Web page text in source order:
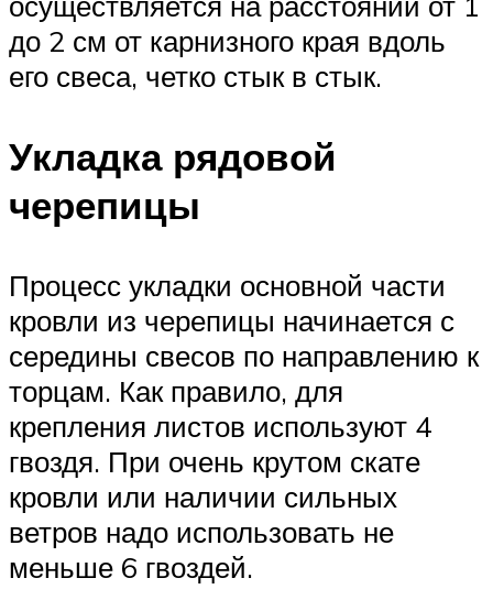
до 2 см от карнизного края вдоль
его свеса, четко стык в стык.
Укладка рядовой
черепицы
Процесс укладки основной части
кровли из черепицы начинается с
середины свесов по направлению к
торцам. Как правило, для
крепления листов используют 4
гвоздя. При очень крутом скате
кровли или наличии сильных
ветров надо использовать не
меньше 6 гвоздей.